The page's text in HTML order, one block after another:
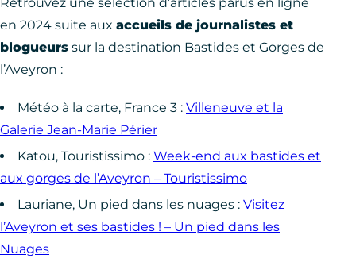
en 2024 suite aux accueils de journalistes et
blogueurs sur la destination Bastides et Gorges de
l’Aveyron :
Météo à la carte, France 3 : Villeneuve et la
Galerie Jean-Marie Périer
Katou, Touristissimo : Week-end aux bastides et
aux gorges de l’Aveyron – Touristissimo
Lauriane, Un pied dans les nuages : Visitez
l’Aveyron et ses bastides ! – Un pied dans les
Nuages